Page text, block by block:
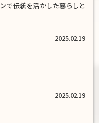
で伝統を活かした暮らしと
2025.02.19
2025.02.19